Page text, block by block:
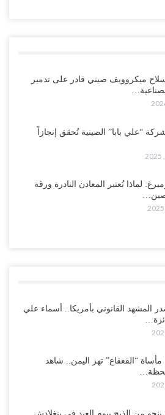
ميكروويف صيني قادر على تدمير
“علي بابا” الصينية تُحقق إنجازاً
لماذا تُعتبر المعادن النادرة ورقة
المشهد القانوني بأمريكا.. أسماء علي
مأساة “القعقاع” تهز اليمن.. شاهد
لحظة…